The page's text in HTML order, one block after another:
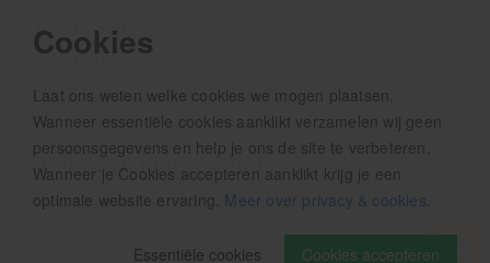
Cookies
Laat ons weten welke cookies we mogen plaatsen.
Wanneer essentiële cookies aanklikt verzamelen wij geen
persoonsgegevens en help je ons de site te verbeteren.
Wanneer je Cookies accepteren aanklikt krijg je een
optimale website ervaring. Meer over privacy & cookies
Cookies accepteren
Essentiële cookies
08.00 - 12.30u
13.00 - 16.00u
Wij pauzeren tussen 12.30 en 13.00u
Aanmelden nieuwsbrief
Als eerste op de hoogte zijn van het laatste nieuws: